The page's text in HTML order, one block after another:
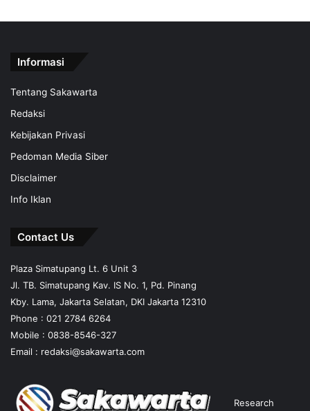
Informasi
Tentang Sakawarta
Redaksi
Kebijakan Privasi
Pedoman Media Siber
Disclaimer
Info Iklan
Contact Us
Plaza Simatupang Lt. 6 Unit 3
Jl. TB. Simatupang Kav. IS No. 1, Pd. Pinang
Kby. Lama, Jakarta Selatan, DKI Jakarta 12310
Phone : 021 2784 6264
Mobile : 0838-8546-327
Email : redaksi@sakawarta.com
Research